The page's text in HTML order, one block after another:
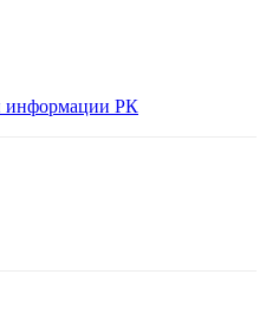
информации РК